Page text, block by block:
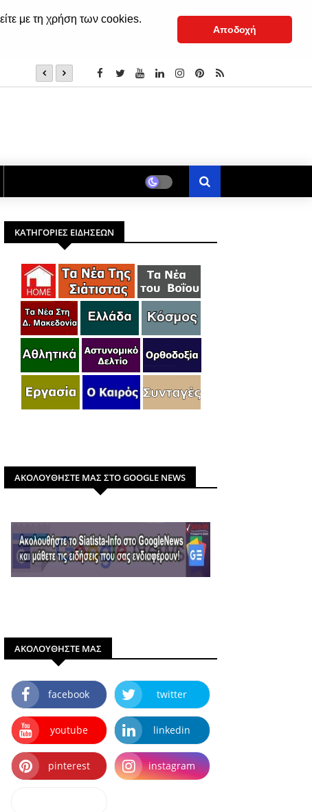
με τη χρήση των cookies.
Αποδοχή
Τραγωδία στη Λέσβο: Πέθανε κτηνοτρόφος μετά τη
ΚΑΤΗΓΟΡΙΕΣ ΕΙΔΗΣΕΩΝ
ΑΚΟΛΟΥΘΗΣΤΕ ΜΑΣ ΣΤΟ GOOGLE NEWS
ΑΚΟΛΟΥΘΗΣΤΕ ΜΑΣ
facebook twitter
youtube linkedin
pinterest instagram